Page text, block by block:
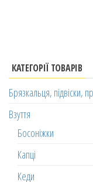
КАТЕГОРІЇ ТОВАРІВ
Брязкальця, підвіски,
Взуття
Босоніжки
Капці
Кеди